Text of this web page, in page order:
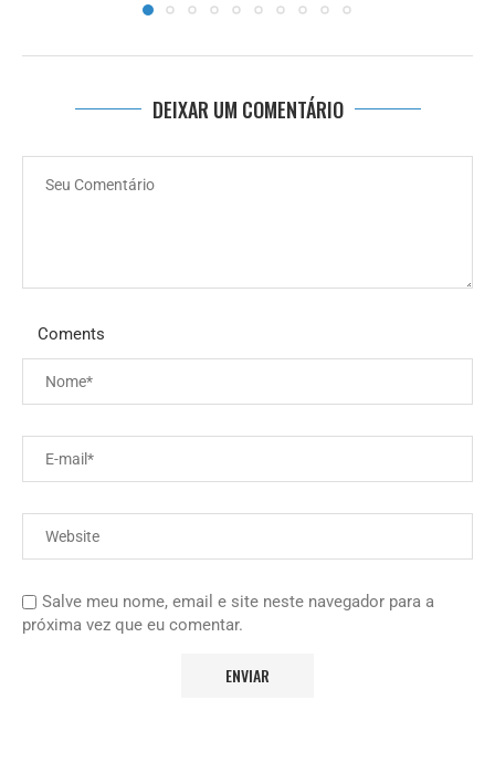
DEIXAR UM COMENTÁRIO
Coments
Salve meu nome, email e site neste navegador para a
próxima vez que eu comentar.